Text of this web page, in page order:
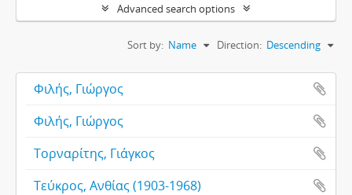
Advanced search options
Sort by: Name Direction: Descending
Φιλής, Γιώργος
Φιλής, Γιώργος
Τορναρίτης, Γιάγκος
Τεύκρος, Ανθίας (1903-1968)